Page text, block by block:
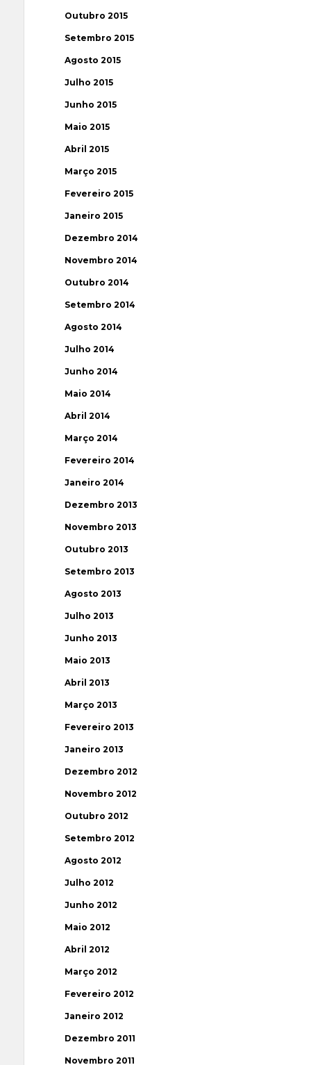
Outubro 2015
Setembro 2015
Agosto 2015
Julho 2015
Junho 2015
Maio 2015
Abril 2015
Março 2015
Fevereiro 2015
Janeiro 2015
Dezembro 2014
Novembro 2014
Outubro 2014
Setembro 2014
Agosto 2014
Julho 2014
Junho 2014
Maio 2014
Abril 2014
Março 2014
Fevereiro 2014
Janeiro 2014
Dezembro 2013
Novembro 2013
Outubro 2013
Setembro 2013
Agosto 2013
Julho 2013
Junho 2013
Maio 2013
Abril 2013
Março 2013
Fevereiro 2013
Janeiro 2013
Dezembro 2012
Novembro 2012
Outubro 2012
Setembro 2012
Agosto 2012
Julho 2012
Junho 2012
Maio 2012
Abril 2012
Março 2012
Fevereiro 2012
Janeiro 2012
Dezembro 2011
Novembro 2011